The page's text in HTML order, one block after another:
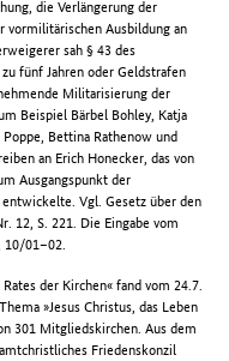
die Verlängerung der
vormilitärischen Ausbildung an
sah § 43 des
fünf Jahren oder Geldstrafen
Militarisierung der
Beispiel Bärbel Bohley, Katja
Bettina Rathenow und
an Erich Honecker, das von
Ausgangspunkt der
Vgl. Gesetz über den
12, S. 221. Die Eingabe vom
10/01–02.
der Kirchen« fand vom 24.7.
»Jesus Christus, das Leben
301 Mitgliedskirchen. Aus dem
Friedenskonzil